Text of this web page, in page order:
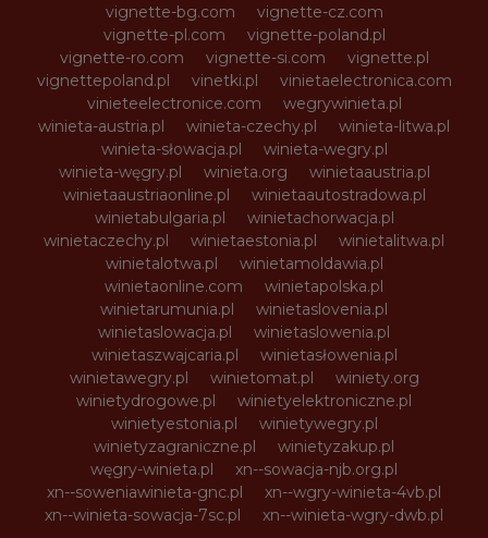
vignette-bg.com
vignette-cz.com
vignette-pl.com
vignette-poland.pl
vignette-ro.com
vignette-si.com
vignette.pl
vignettepoland.pl
vinetki.pl
vinietaelectronica.com
vinieteelectronice.com
wegrywinieta.pl
winieta-austria.pl
winieta-czechy.pl
winieta-litwa.pl
winieta-słowacja.pl
winieta-wegry.pl
winieta-węgry.pl
winieta.org
winietaaustria.pl
winietaaustriaonline.pl
winietaautostradowa.pl
winietabulgaria.pl
winietachorwacja.pl
winietaczechy.pl
winietaestonia.pl
winietalitwa.pl
winietalotwa.pl
winietamoldawia.pl
winietaonline.com
winietapolska.pl
winietarumunia.pl
winietaslovenia.pl
winietaslowacja.pl
winietaslowenia.pl
winietaszwajcaria.pl
winietasłowenia.pl
winietawegry.pl
winietomat.pl
winiety.org
winietydrogowe.pl
winietyelektroniczne.pl
winietyestonia.pl
winietywegry.pl
winietyzagraniczne.pl
winietyzakup.pl
węgry-winieta.pl
xn--sowacja-njb.org.pl
xn--soweniawinieta-gnc.pl
xn--wgry-winieta-4vb.pl
xn--winieta-sowacja-7sc.pl
xn--winieta-wgry-dwb.pl